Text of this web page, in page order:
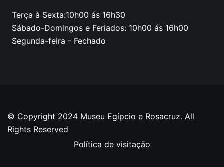
Terça à Sexta:10h00 ás 16h30
Sábado-Domingos e Feriados: 10h00 ás 16h00
Segunda-feira - Fechado
© Copyright 2024 Museu Egípcio e Rosacruz. All
Rights Reserved
Política de visitação